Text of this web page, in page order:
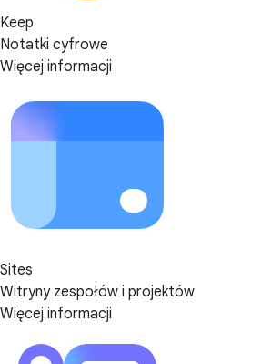
Keep
Notatki cyfrowe
Więcej informacji
Sites
Witryny zespołów i projektów
Więcej informacji